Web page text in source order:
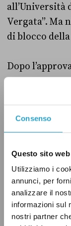
Consenso
Questo sito
Utilizziamo i
annunci, per
analizzare il
informazioni sul
nostri partner
all’Università
Vergata”. Ma
di blocco
Dopo
camere resta
pubblico
nei casi di
Quando
sono dubbi,
a promulgare